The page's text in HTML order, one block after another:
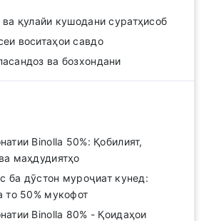
ва қулайи кушодани суратҳисоб
воситаҳои савдо
ва бозхондани
Binolla 50%: Қобилият,
маҳдудиятҳо
ба дӯстон муроҷиат кунед:
то 50% мукофот
Binolla 80% - Қоидаҳои